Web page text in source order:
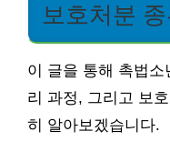
보호처분
이 글을 통해 촉법소
리 과정, 그리고 보
히 알아보겠습니다.